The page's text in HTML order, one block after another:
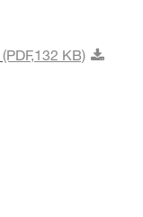
(PDF,132 KB)